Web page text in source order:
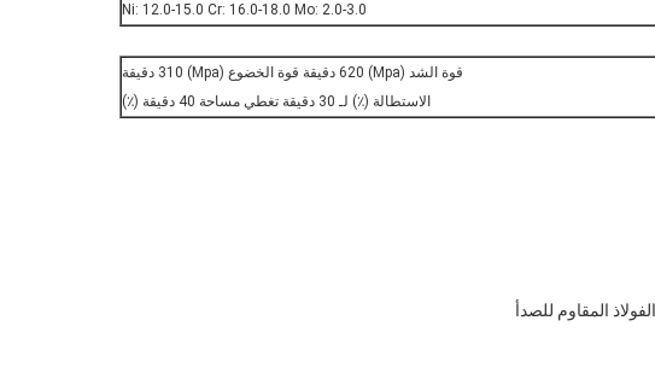
Ni: 12.0-15.0 Cr: 16.0-18.0 Mo: 2.0-3.0
قوة الشد (Mpa) 620 دقيقة قوة الخضوع (Mpa) 310 دقيقة
الاستطالة (٪) لـ 30 دقيقة تغطي مساحة 40 دقيقة (٪)